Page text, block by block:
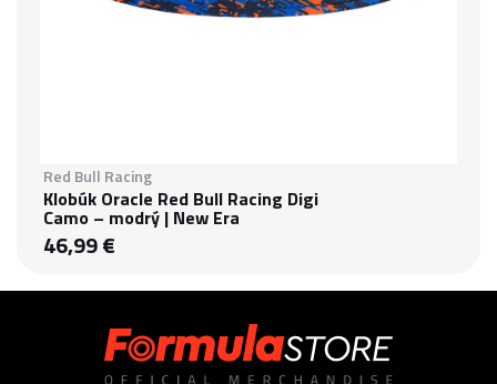
Red Bull Racing
Klobúk Oracle Red Bull Racing Digi
Camo – modrý | New Era
46,99 €